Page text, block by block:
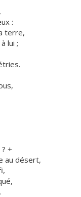
:
terre,
lui ;
+
au désert,